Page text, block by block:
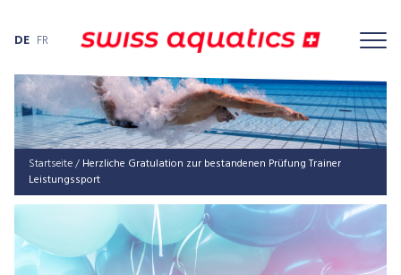
DE FR
Startseite/ Herz­li­che Gra­tu­la­ti­on zur bestan­de­nen Prü­fung Trai­ner
Leistungssport